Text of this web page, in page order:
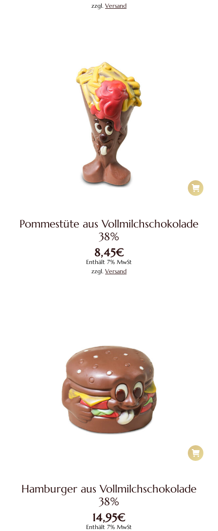
zzgl. Versand
Pommestüte aus Vollmilchschokolade
38%
8,45€
Enthält 7% MwSt
zzgl. Versand
Hamburger aus Vollmilchschokolade
38%
14,95€
Enthält 7% MwSt